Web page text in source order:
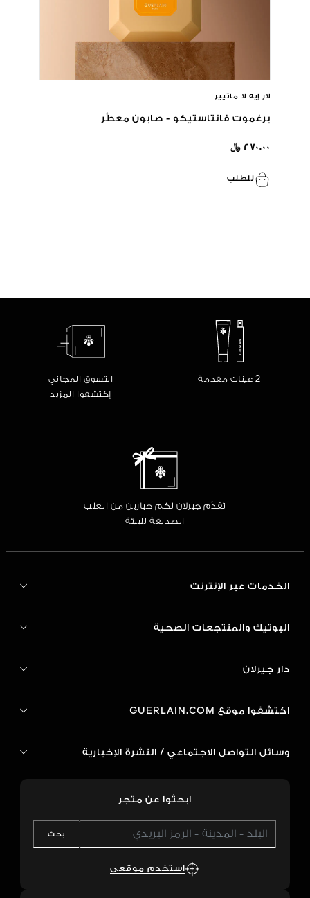
لار إيه لا ماتيير
برغموت فانتاستيكو - صابون معطَّر
٢٧٠.٠٠ ﷼
للطلب
2 عينات مقدمة
التسوق المجاني
إكتشفوا المزيد
تُقدّم جيرلان لكم خيارين من العلب
الصديقة للبيئة
الخدمات عبر الإنترنت
البوتيك والمنتجعات الصحية
دار جيرلان
اكتشفوا موقع GUERLAIN.COM
وسائل التواصل الاجتماعي / النشرة الإخبارية
ابحثوا عن متجر
بحث
استخدم موقعي